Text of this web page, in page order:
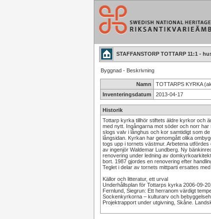
STAFFANSTORP TOTTARP 11:1 -
Byggnad - Beskrivning
Namn
TOTTARPS KYRKA
Inventeringsdatum
2013-04-17
Historik
Tottarp kyrka tillhör stiftets äldre kyrkor och
med nytt. Ingångarna mot söder och norr
slogs valv i långhus och kor samtidigt som
långsidan. Kyrkan har genomgått olika
togs upp i tornets västmur. Arbetena
av ingenjör Waldemar Lundberg. Ny
renovering under ledning av
bort. 1987 gjordes en renovering efter
Teglet i delar av tornets mittparti ersattes
Källor och litteratur, ett urval
Underhållsplan för Tottarps kyrka 2006-09-
Fernlund, Siegrun: Ett herranom värdigt
Sockenkyrkorna – kulturarv och
Projektrapport under utgivning, Skåne.